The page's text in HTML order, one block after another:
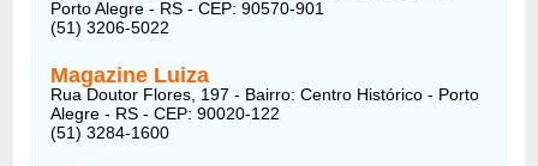
Porto Alegre - RS - CEP: 90570-901
(51) 3206-5022
Magazine Luiza
Rua Doutor Flores, 197 - Bairro: Centro Histórico - Porto
Alegre - RS - CEP: 90020-122
(51) 3284-1600